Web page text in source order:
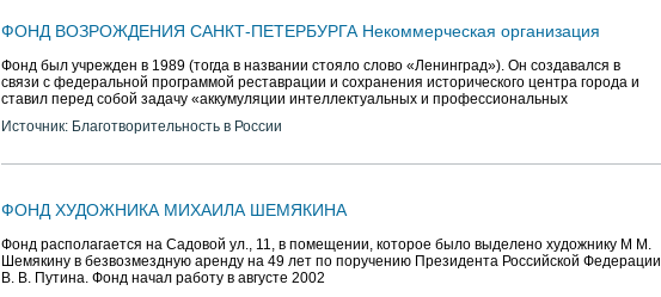
ФОНД ВОЗРОЖДЕНИЯ САНКТ-ПЕТЕРБУРГА Некоммерческая организация
Фонд был учрежден в 1989 (тогда в названии стояло слово «Ленинград»). Он создавался в
связи с федеральной программой реставрации и сохранения исторического центра города и
ставил перед собой задачу «аккумуляции интеллектуальных и профессиональных
Источник: Благотворительность в России
ФОНД ХУДОЖНИКА МИХАИЛА ШЕМЯКИНА
Фонд располагается на Садовой ул., 11, в помещении, которое было выделено художнику М М.
Шемякину в безвозмездную аренду на 49 лет по поручению Президента Российской Федерации
В. В. Путина. Фонд начал работу в августе 2002